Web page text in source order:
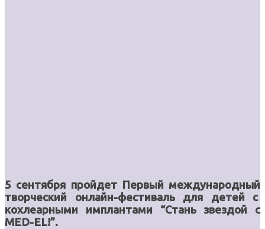
5 сентября пройдет Первый международный
творческий онлайн-фестиваль для детей с
кохлеарными имплантами “Стань звездой с
MED-EL!”.